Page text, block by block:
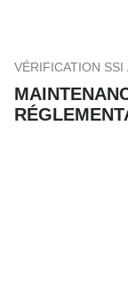
VÉRIFICATION SSI